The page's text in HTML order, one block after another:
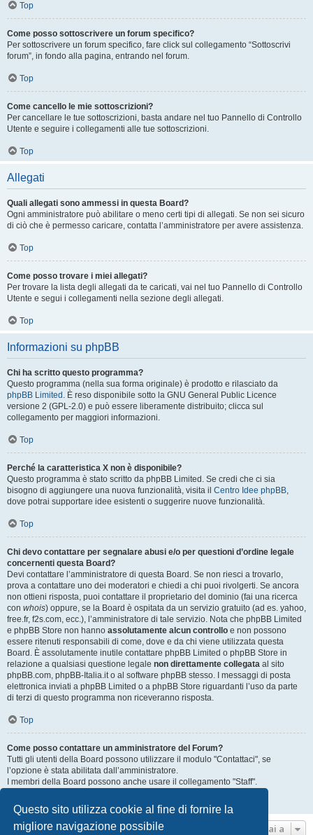
Questo sito utilizza cookie al fine di fornire la
migliore navigazione possibile
Top
Come posso sottoscrivere un forum specifico?
Per sottoscrivere un forum specifico, fare click sul collegamento “Sottoscrivi
forum”, in fondo alla pagina, entrando nel forum.
Top
Come cancello le mie sottoscrizioni?
Per cancellare le tue sottoscrizioni, basta andare nel tuo Pannello di Controllo
Utente e seguire i collegamenti alle tue sottoscrizioni.
Top
Allegati
Quali allegati sono ammessi in questa Board?
Ogni amministratore può abilitare o meno certi tipi di allegati. Se non sei sicuro
di ciò che è permesso caricare, contatta l’amministratore per avere assistenza.
Top
Come posso trovare i miei allegati?
Per trovare la lista degli allegati da te caricati, vai nel tuo Pannello di Controllo
Utente e segui i collegamenti nella sezione degli allegati.
Top
Informazioni su phpBB
Chi ha scritto questo programma?
Questo programma (nella sua forma originale) è prodotto e rilasciato da
phpBB Limited . È reso disponibile sotto la GNU General Public Licence
versione 2 (GPL-2.0) e può essere liberamente distribuito; clicca sul
collegamento per maggiori informazioni.
Top
Perché la caratteristica X non è disponibile?
Questo programma è stato scritto da phpBB Limited. Se credi che ci sia
bisogno di aggiungere una nuova funzionalità, visita il Centro Idee phpBB,
dove potrai supportare idee esistenti o suggerire nuove funzionalità.
Top
Chi devo contattare per segnalare abusi e/o per questioni d’ordine legale
concernenti questa Board?
Devi contattare l’amministratore di questa Board. Se non riesci a trovarlo,
prova a contattare uno dei moderatori e chiedi a chi puoi rivolgerti. Se ancora
non ottieni risposta, puoi contattare il proprietario del dominio (fai una ricerca
con whois) oppure, se la Board è ospitata da un servizio gratuito (ad es. yahoo,
free.fr, f2s.com, ecc.), l’amministratore di tale servizio. Nota che phpBB Limited
e phpBB Store non hanno assolutamente alcun controllo e non possono
essere ritenuti responsabili di come, dove e da chi viene utilizzata questa
Board. È assolutamente inutile contattare phpBB Limited o phpBB Store in
relazione a qualsiasi questione legale non direttamente collegata al sito
phpBB.com, phpBB-Italia.it o al software phpBB stesso. I messaggi di posta
elettronica inviati a phpBB Limited o a phpBB Store riguardanti l’uso da parte
di terzi di questo programma non riceveranno risposta.
Top
Come posso contattare un amministratore del Forum?
Tutti gli utenti della Board possono utilizzare il modulo "Contattaci", se
l’opzione è stata abilitata dall’amministratore.
I membri della Board possono anche usare il collegamento "Staff".
Top
Vai a